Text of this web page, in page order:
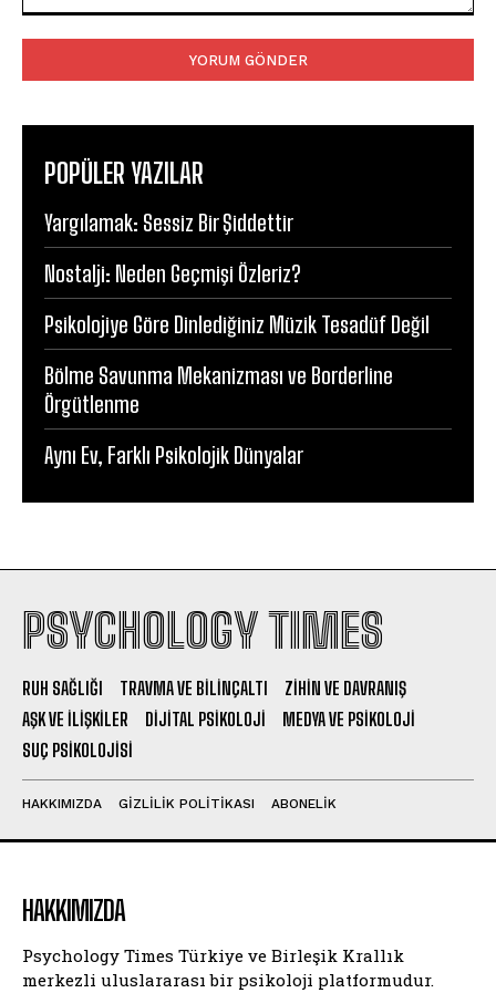
POPÜLER YAZILAR
Yargılamak: Sessiz Bir Şiddettir
Nostalji: Neden Geçmişi Özleriz?
Psikolojiye Göre Dinlediğiniz Müzik Tesadüf Değil
Bölme Savunma Mekanizması ve Borderline
Örgütlenme
Aynı Ev, Farklı Psikolojik Dünyalar
PSYCHOLOGY TIMES
RUH SAĞLIĞI TRAVMA VE BILINÇALTI
ZIHIN VE DAVRANIŞ
AŞK VE İLIŞKILER
DIJITAL PSIKOLOJI
MEDYA VE PSIKOLOJI
SUÇ PSIKOLOJISI
HAKKIMIZDA GIZLILIK POLITIKASI ABONELIK
HAKKIMIZDA
Psychology Times Türkiye ve Birleşik Krallık
merkezli uluslararası bir psikoloji platformudur.